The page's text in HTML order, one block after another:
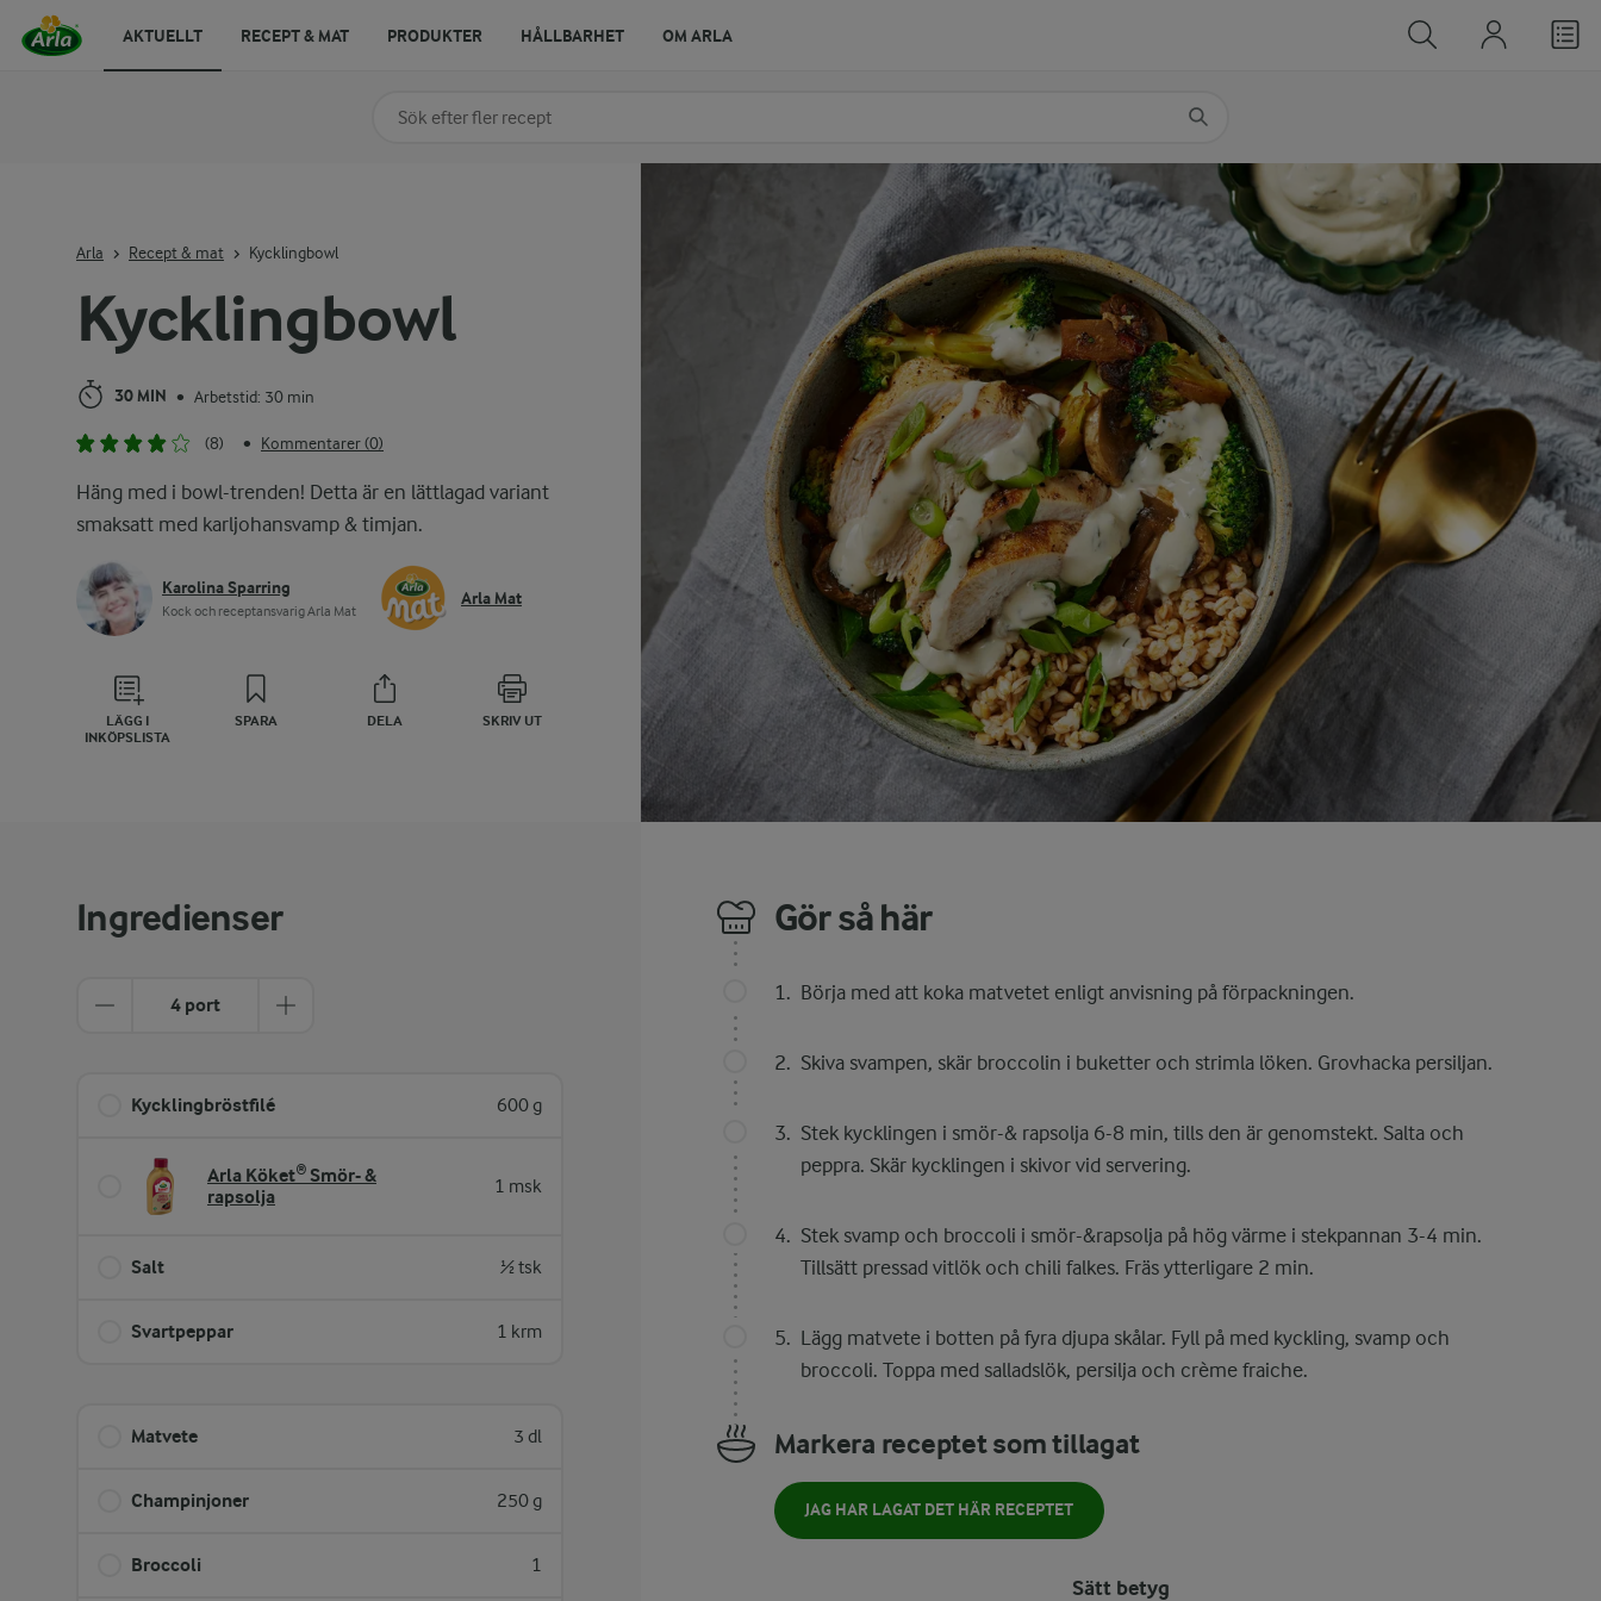
Kycklingbowl
30 MIN • Arbetstid: 30 min
(8) • Kommentarer (0)
Häng med i bowl-trenden! Detta är en lättlagad variant
smaksatt med karljohansvamp & timjan.
Karolina Sparring
Kock och receptansvarig Arla Mat
Arla Mat
LÄGG I
INKÖPSLISTA
SPARA DELA SKRIV UT
Arla Recept & mat Kycklingbowl
Ingredienser
4 port
Kycklingbröstfilé 600 g
Arla Köket® Smör- &
rapsolja
1 msk
Salt ½ tsk
Svartpeppar 1 krm
Matvete 3 dl
Champinjoner 250 g
Broccoli 1
Gör så här
Börja med att koka matvetet enligt anvisning på förpackningen.
Skiva svampen, skär broccolin i buketter och strimla löken. Grovhacka persiljan.
Stek kycklingen i smör-& rapsolja 6-8 min, tills den är genomstekt. Salta och
peppra. Skär kycklingen i skivor vid servering.
Stek svamp och broccoli i smör-&rapsolja på hög värme i stekpannan 3-4 min.
Tillsätt pressad vitlök och chili falkes. Fräs ytterligare 2 min.
Lägg matvete i botten på fyra djupa skålar. Fyll på med kyckling, svamp och
broccoli. Toppa med salladslök, persilja och crème fraiche.
Markera receptet som tillagat
JAG HAR LAGAT DET HÄR RECEPTET
Sätt betyg
Sök på kategori eller ingrediens
AKTUELLT RECEPT & MAT PRODUKTER HÅLLBARHET OM ARLA